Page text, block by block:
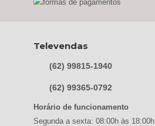
Bem Estar Estofados
Braslar (0)
Brastemp (0)
Televendas
(62) 99815-1940
(62) 99365-0792
Horário de funcionamento
Segunda a sexta: 08:00h às 18:00h